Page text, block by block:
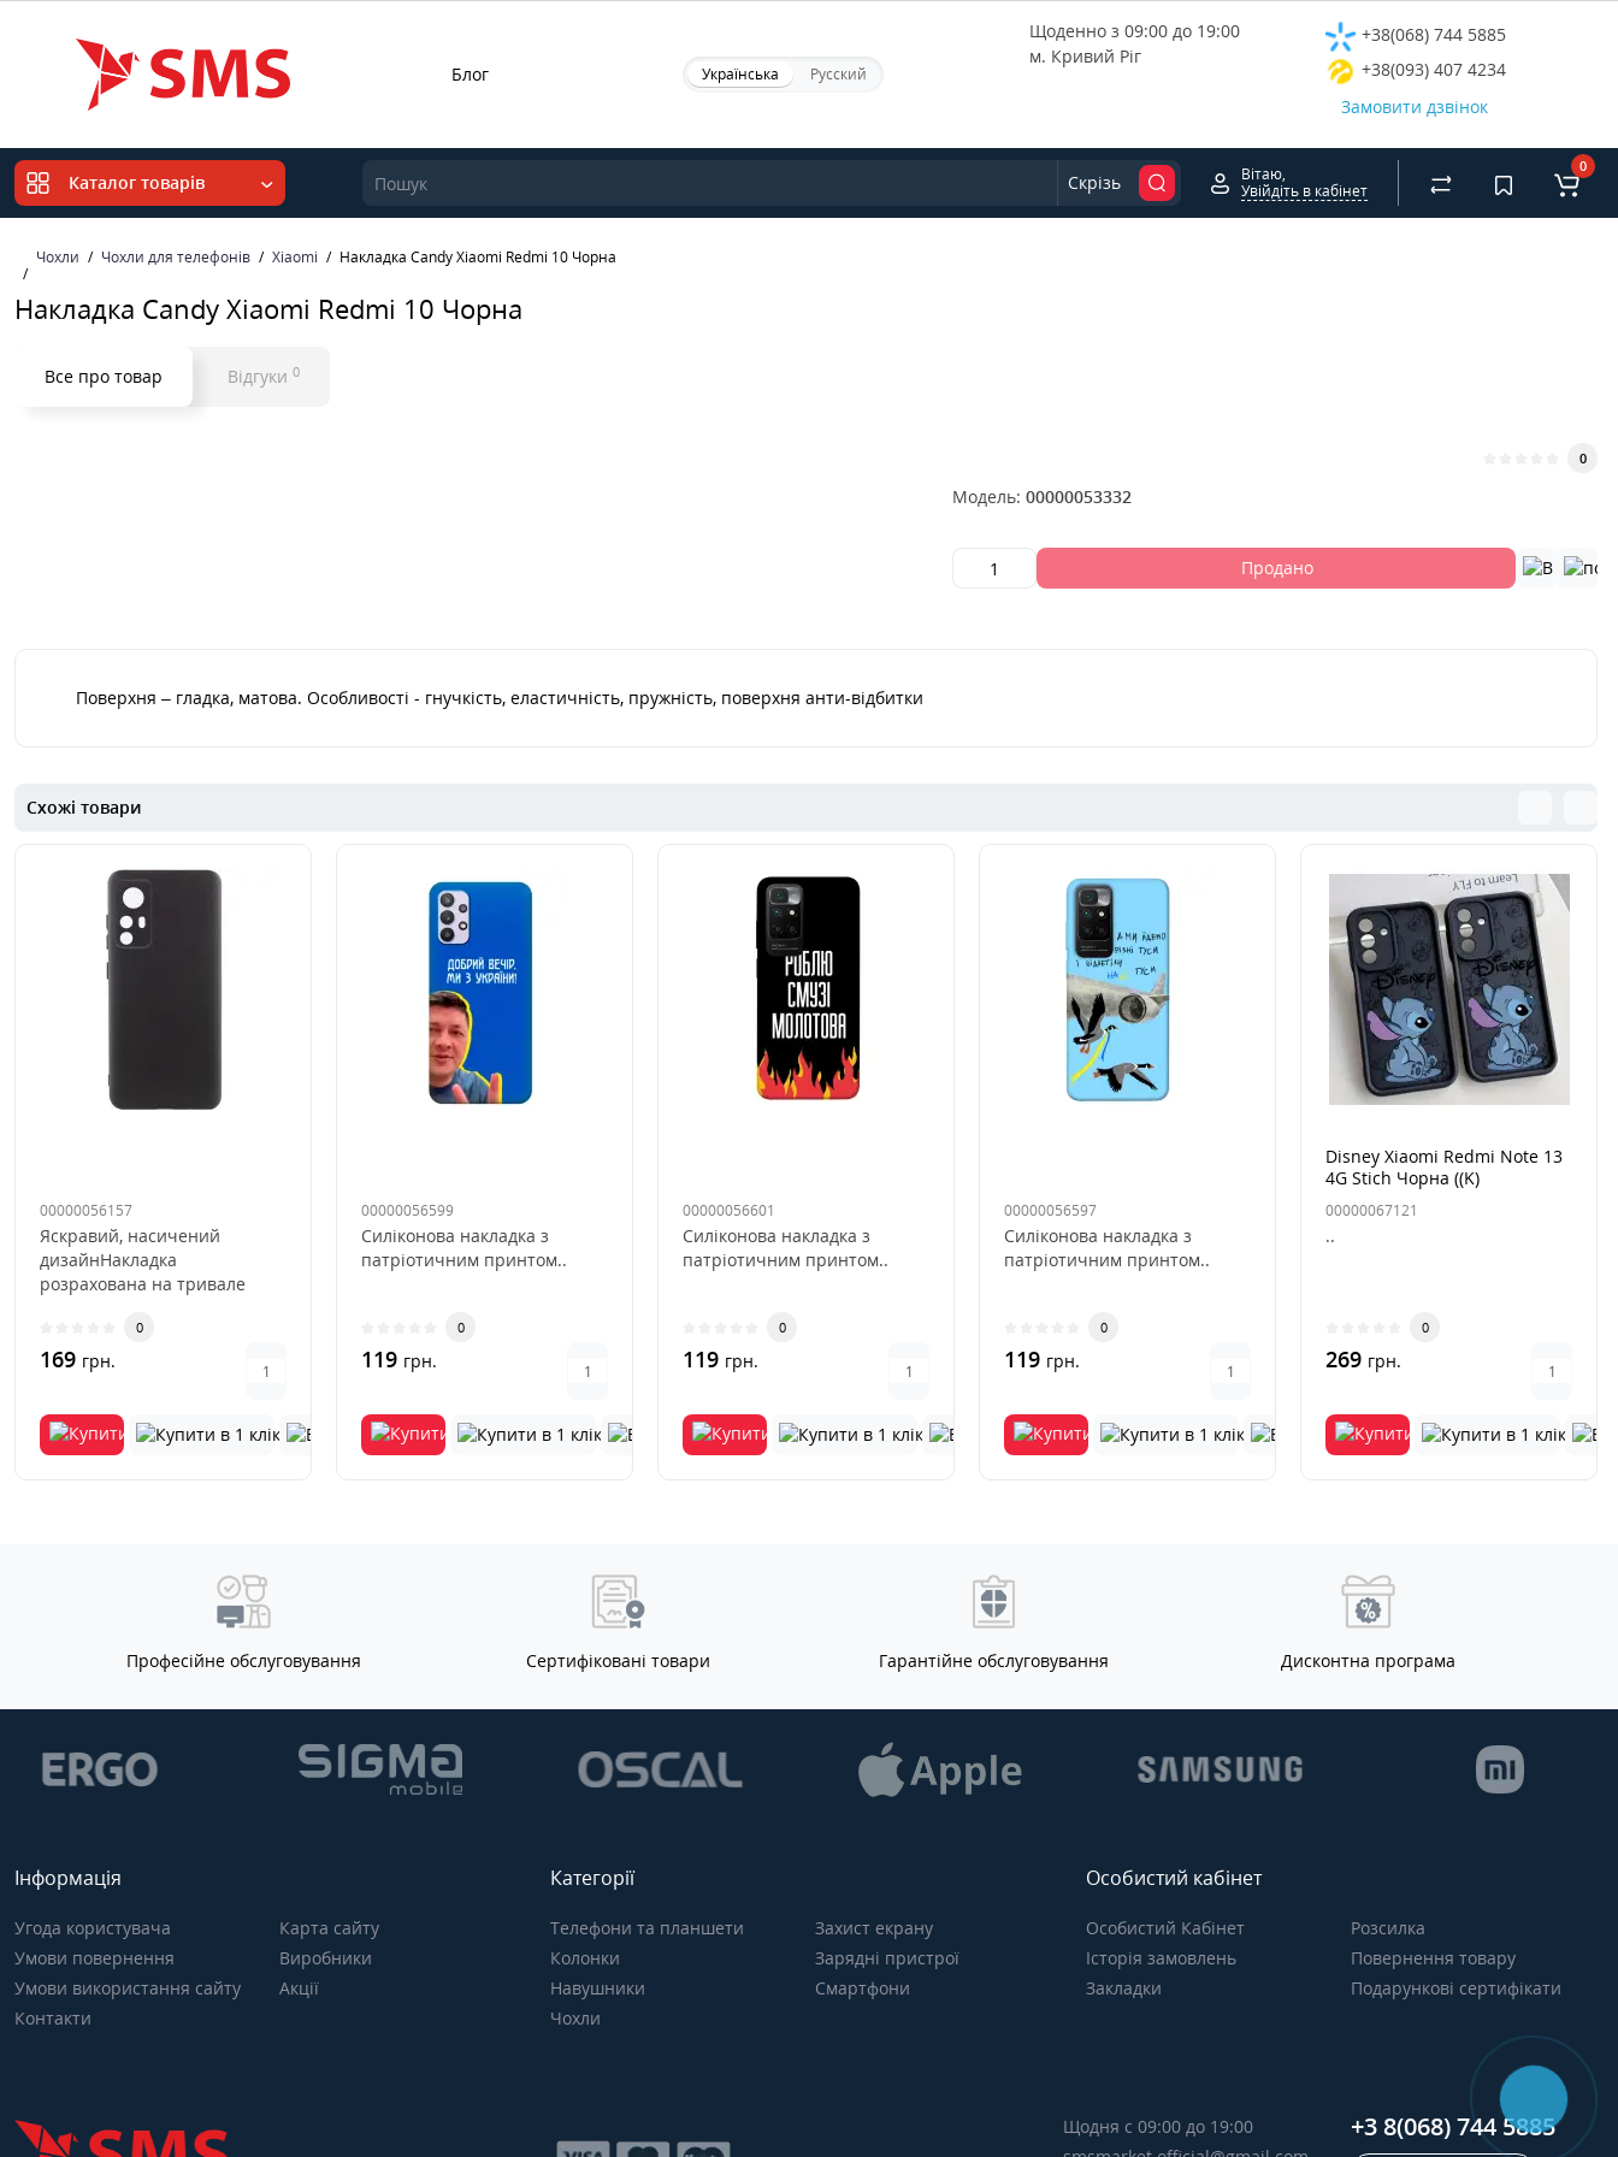
Блог Українська Русский
Щоденно з 09:00 до 19:00
м. Кривий Ріг
+38(068) 744 5885
+38(093) 407 4234
Замовити дзвінок
Каталог товарів Скрізь
Вітаю,
Увійдіть в кабінет
0
Чохли Чохли для телефонів Xiaomi Накладка Candy Xiaomi Redmi 10 Чорна
Накладка Candy Xiaomi Redmi 10 Чорна
Все про товар Відгуки 0
0
Модель: 00000053332
Продано
Поверхня – гладка, матова. Особливості - гнучкість, еластичність, пружність, поверхня анти-відбитки
Схожі товари
00000056157
Яскравий, насичений
дизайнНакладка
розрахована на тривале
деформація та виц..
0
169 грн.
00000056599
Силіконова накладка з
патріотичним принтом..
0
119 грн.
00000056601
Силіконова накладка з
патріотичним принтом..
0
119 грн.
00000056597
Силіконова накладка з
патріотичним принтом..
0
119 грн.
Disney Xiaomi Redmi Note 13
4G Stich Чорна ((K)
00000067121
..
0
269 грн.
Професійне обслуговування Сертифіковані товари Гарантійне обслуговування Дисконтна програма
Інформація
Угода користувача
Умови повернення
Умови використання сайту
Контакти
Карта сайту
Виробники
Акції
Категорії
Телефони та планшети
Колонки
Навушники
Чохли
Захист екрану
Зарядні пристрої
Смартфони
Особистий кабінет
Особистий Кабінет
Історія замовлень
Закладки
Розсилка
Повернення товару
Подарункові сертифікати
Щодня с 09:00 до 19:00
+3 8(068) 744 5885